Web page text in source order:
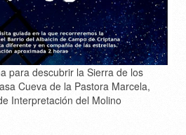
para descubrir la Sierra de los
Cueva de la Pastora Marcela,
Interpretación del Molino